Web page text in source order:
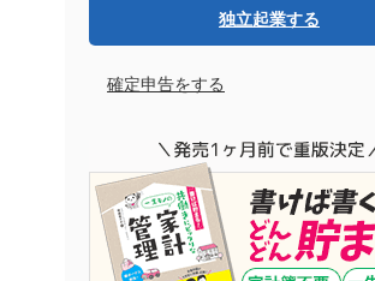
独立起業する
確定申告をする